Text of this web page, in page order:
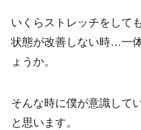
いくらストレッチをして
状態が改善しない時…一
ょうか。
そんな時に僕が意識して
と思います。